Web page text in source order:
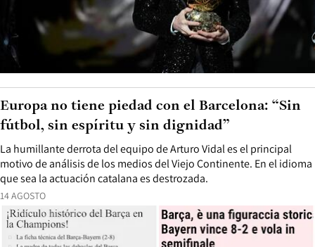
14 AGOSTO
La humillante derrota del equipo de Arturo Vidal es el principal
motivo de análisis de los medios del Viejo Continente. En el idioma
que sea la actuación catalana es destrozada.
Europa no tiene piedad con el Barcelona: “Sin
fútbol, sin espíritu y sin dignidad”